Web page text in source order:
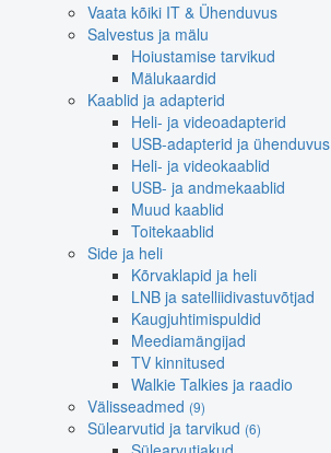
Vaata kõiki IT & Ühenduvus
Salvestus ja mälu
Hoiustamise tarvikud
Mälukaardid
Kaablid ja adapterid
Heli- ja videoadapterid
USB-adapterid ja ühenduvus
Heli- ja videokaablid
USB- ja andmekaablid
Muud kaablid
Toitekaablid
Side ja heli
Kõrvaklapid ja heli
LNB ja satelliidivastuvõtjad
Kaugjuhtimispuldid
Meediamängijad
TV kinnitused
Walkie Talkies ja raadio
Välisseadmed (9)
Sülearvutid ja tarvikud (6)